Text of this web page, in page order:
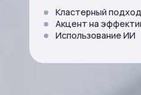
Кластерный
Акцент на
Использование ИИ